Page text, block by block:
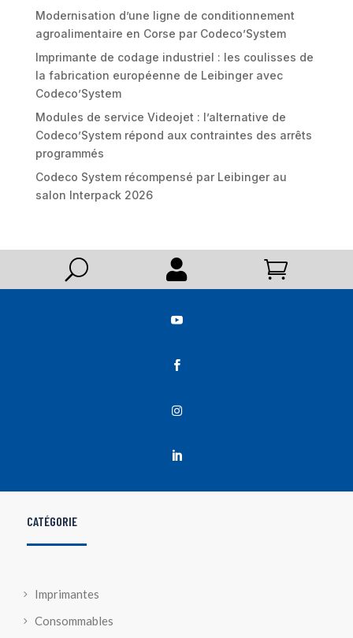
Modernisation d’une ligne de conditionnement
agroalimentaire en Corse par Codeco’System
Imprimante de codage industriel : les coulisses de
la fabrication européenne de Leibinger avec
Codeco’System
Modules de service Videojet : l’alternative de
Codeco’System répond aux contraintes des arrêts
programmés
Codeco System récompensé par Leibinger au
salon Interpack 2026
U  




CATÉGORIE
Imprimantes
Consommables